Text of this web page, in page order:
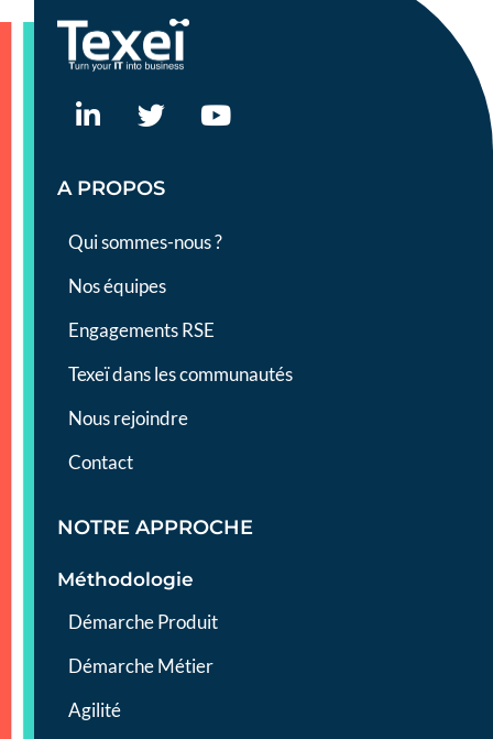
A PROPOS
Qui sommes-nous ?
Nos équipes
Engagements RSE
Texeï dans les communautés
Nous rejoindre
Contact
NOTRE APPROCHE
Méthodologie
Démarche Produit
Démarche Métier
Agilité